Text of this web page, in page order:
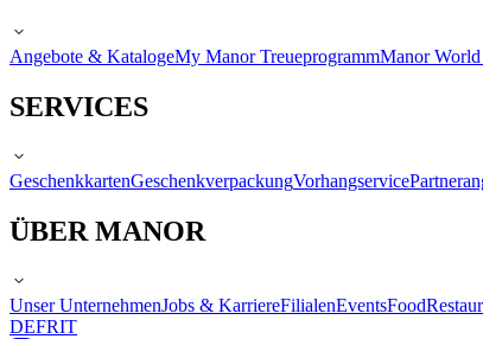
Angebote & KatalogeMy Manor TreueprogrammManor
SERVICES
GeschenkkartenGeschenkverpackungVorhangservice
ÜBER MANOR
Unser UnternehmenJobs & KarriereFilialenEventsFood
DEFRIT